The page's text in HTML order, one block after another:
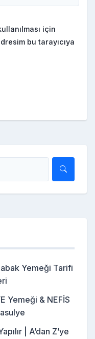
için
bu tarayıcıya
Yemeği Tarifi
Yemeği & NEFİS
| A’dan Z’ye